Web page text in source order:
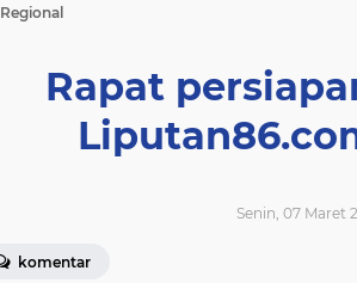
Regional
Rapat
Senin, 07 Maret
komentar